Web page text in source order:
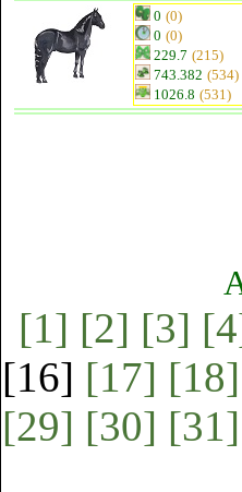
0 (0)
0 (0)
229.7 (215)
743.382 (534)
1026.8 (531)
[1] [2] [3]
[16] [17] [18]
[29] [30] [31]